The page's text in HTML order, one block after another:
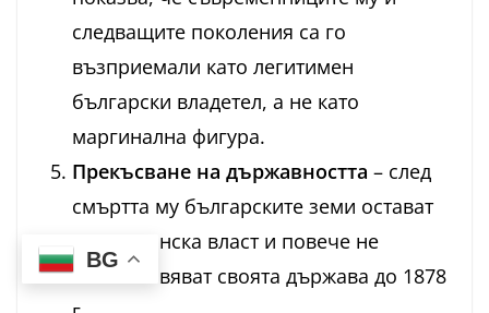
следващите поколения са го
възприемали като легитимен
български владетел, а не като
маргинална фигура.
Прекъсване на държавността – след
смъртта му българските земи остават
под османска власт и повече не
възстановяват своята държава до 1878
BG